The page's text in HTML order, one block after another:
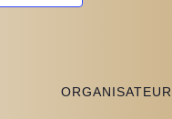
ORGANISATEUR